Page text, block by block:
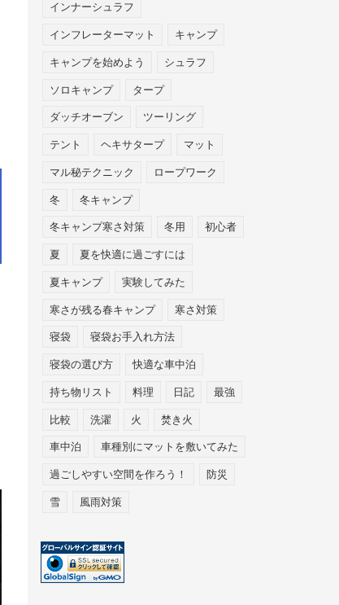
インナーシュラフ
インフレーターマット キャンプ
キャンプを始めよう シュラフ
ソロキャンプ タープ
ダッチオーブン ツーリング
テント ヘキサタープ マット
マル秘テクニック ロープワーク
冬 冬キャンプ
冬キャンプ寒さ対策 冬用 初心者
夏 夏を快適に過ごすには
夏キャンプ 実験してみた
寒さが残る春キャンプ 寒さ対策
寝袋 寝袋お手入れ方法
寝袋の選び方 快適な車中泊
持ち物リスト 料理 日記 最強
比較 洗濯 火 焚き火
車中泊 車種別にマットを敷いてみた
過ごしやすい空間を作ろう！ 防災
雪 風雨対策